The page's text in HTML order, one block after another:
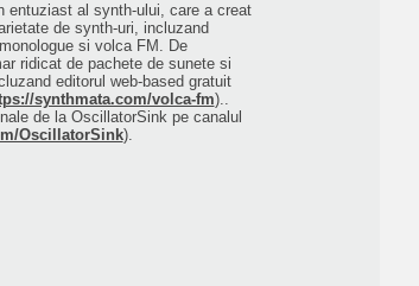
entuziast al synth-ului, care a creat
de synth-uri, incluzand
si volca FM. De
ridicat de pachete de sunete si
editorul web-based gratuit
synthmata.com/volca-fm)..
de la OscillatorSink pe canalul
OscillatorSink).